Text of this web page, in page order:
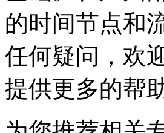
的时间节点和
任何疑问，欢
提供更多的帮